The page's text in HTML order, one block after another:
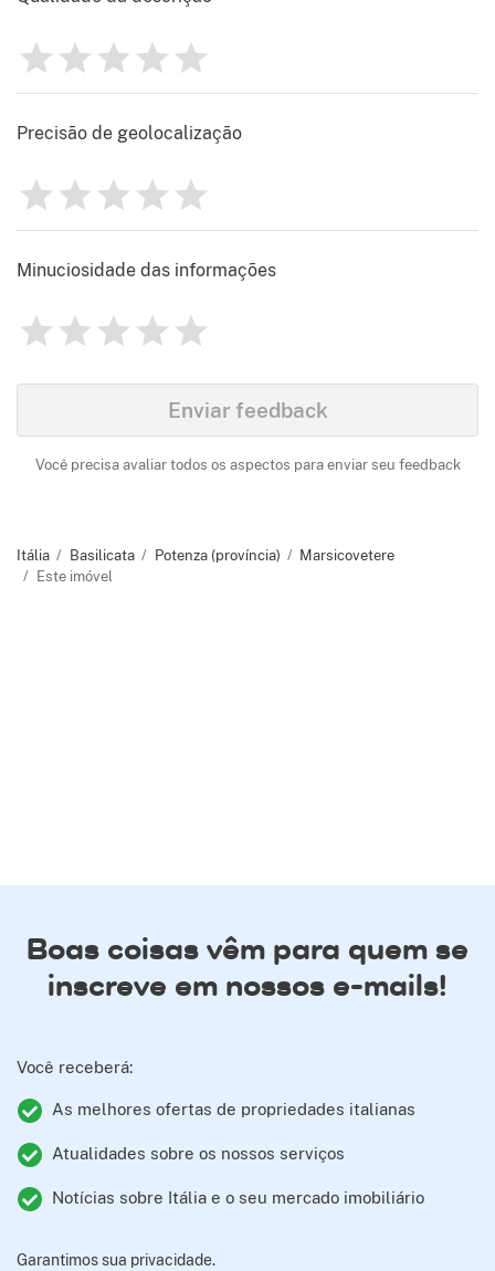
Avaliação
0
1 2 3 4 5
Precisão de geolocalização
Avaliação
0
1 2 3 4 5
Minuciosidade das informações
Avaliação
0
1 2 3 4 5
Enviar feedback
Você precisa avaliar todos os aspectos para enviar seu feedback
Itália Basilicata Potenza (província)
Marsicovetere
Este imóvel
Boas coisas vêm para quem se
inscreve em nossos e-mails!
Você receberá:
As melhores ofertas de propriedades italianas
Atualidades sobre os nossos serviços
Notícias sobre Itália e o seu mercado imobiliário
Garantimos sua privacidade.